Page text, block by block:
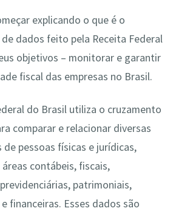
explicando o que é o
dados feito pela Receita Federal
objetivos – monitorar e garantir
fiscal das empresas no Brasil.
do Brasil utiliza o cruzamento
comparar e relacionar diversas
de pessoas físicas e jurídicas,
contábeis, fiscais,
patrimoniais,
financeiras. Esses dados são